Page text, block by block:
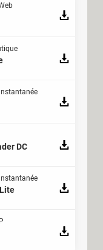
DC